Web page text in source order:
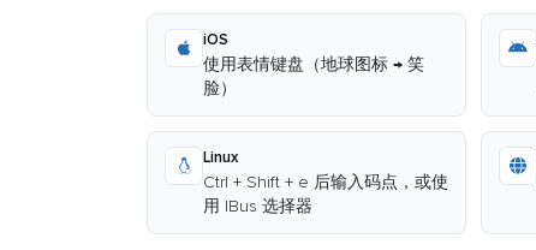
iOS
使用表情键盘（地球图标 → 笑
脸）
Linux
Ctrl + Shift + e 后输入码点，或使
用 IBus 选择器